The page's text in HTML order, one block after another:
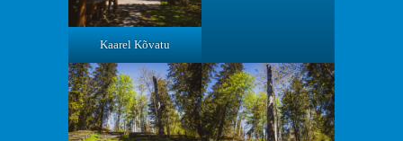
Kaarel Kõvatu